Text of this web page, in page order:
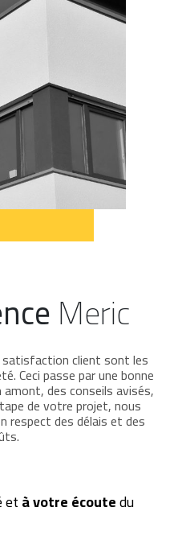
Meric
client sont les
Ceci passe par une bonne
des conseils avisés,
de votre projet, nous
des délais et des
età votre écoutedu